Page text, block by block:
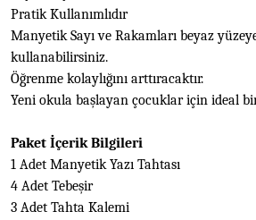
Pratik Kullanımlıdır
Manyetik Sayı ve Rakamları beyaz
kullanabilirsiniz.
Öğrenme kolaylığını arttıracaktır.
Yeni okula başlayan çocuklar için ideal
Paket İçerik Bilgileri
1 Adet Manyetik Yazı Tahtası
4 Adet Tebeşir
3 Adet Tahta Kalemi